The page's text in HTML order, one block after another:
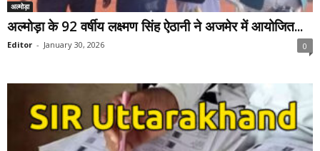
अल्मोड़ा
अल्मोड़ा के 92 वर्षीय लक्ष्मण सिंह ऐठानी ने अजमेर में आयोजित...
Editor - January 30, 2026 0